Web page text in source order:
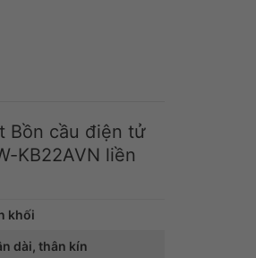
Bồn cầu điện tử
KB22AVN liền
khối
dài, thân kín